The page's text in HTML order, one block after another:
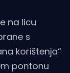
na licu
s
korištenja“
pontonu